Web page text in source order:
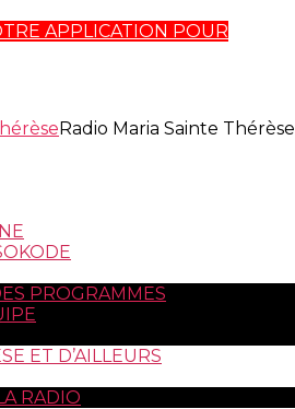
APPLICATION POUR
Radio Maria Sainte Thérèse
PROGRAMMES
ET D’AILLEURS
RADIO